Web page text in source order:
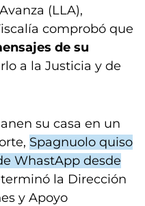
(LLA),
comprobó que
de su
a la Justicia y de
su casa en un
Spagnuolo quiso
WhastApp desde
la Dirección
y Apoyo